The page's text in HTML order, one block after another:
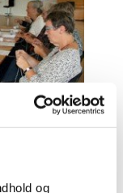
og
dåbsklude,